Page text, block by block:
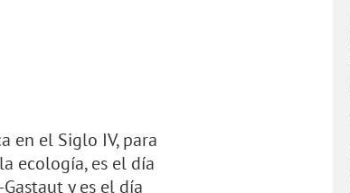
en el Siglo IV, para
ecología, es el día
y es el día